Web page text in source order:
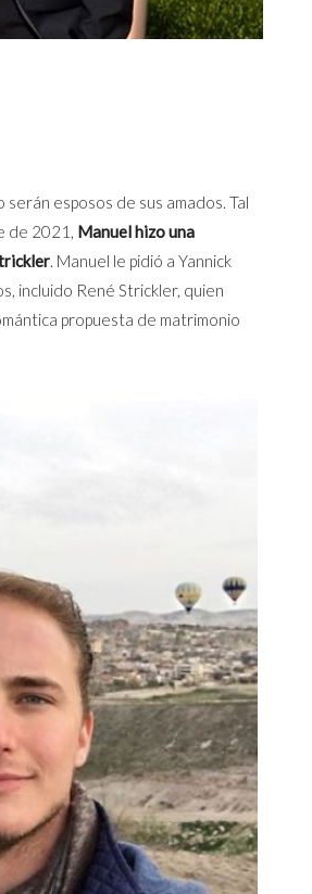
esposos de sus amados. Tal
de 2021, Manuel hizo una
. Manuel le pidió a Yannick
incluido René Strickler, quien
propuesta de matrimonio